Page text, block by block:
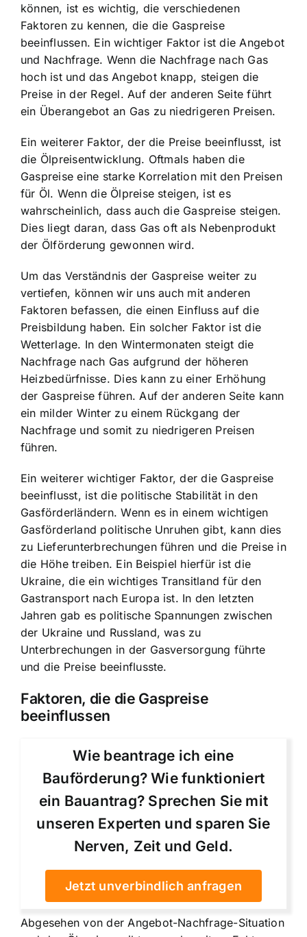
können, ist es wichtig, die verschiedenen
Faktoren zu kennen, die die Gaspreise
beeinflussen. Ein wichtiger Faktor ist die Angebot
und Nachfrage. Wenn die Nachfrage nach Gas
hoch ist und das Angebot knapp, steigen die
Preise in der Regel. Auf der anderen Seite führt
ein Überangebot an Gas zu niedrigeren Preisen.
Ein weiterer Faktor, der die Preise beeinflusst, ist
die Ölpreisentwicklung. Oftmals haben die
Gaspreise eine starke Korrelation mit den Preisen
für Öl. Wenn die Ölpreise steigen, ist es
wahrscheinlich, dass auch die Gaspreise steigen.
Dies liegt daran, dass Gas oft als Nebenprodukt
der Ölförderung gewonnen wird.
Um das Verständnis der Gaspreise weiter zu
vertiefen, können wir uns auch mit anderen
Faktoren befassen, die einen Einfluss auf die
Preisbildung haben. Ein solcher Faktor ist die
Wetterlage. In den Wintermonaten steigt die
Nachfrage nach Gas aufgrund der höheren
Heizbedürfnisse. Dies kann zu einer Erhöhung
der Gaspreise führen. Auf der anderen Seite kann
ein milder Winter zu einem Rückgang der
Nachfrage und somit zu niedrigeren Preisen
führen.
Ein weiterer wichtiger Faktor, der die Gaspreise
beeinflusst, ist die politische Stabilität in den
Gasförderländern. Wenn es in einem wichtigen
Gasförderland politische Unruhen gibt, kann dies
zu Lieferunterbrechungen führen und die Preise in
die Höhe treiben. Ein Beispiel hierfür ist die
Ukraine, die ein wichtiges Transitland für den
Gastransport nach Europa ist. In den letzten
Jahren gab es politische Spannungen zwischen
der Ukraine und Russland, was zu
Unterbrechungen in der Gasversorgung führte
und die Preise beeinflusste.
Faktoren, die die Gaspreise
beeinflussen
Wie beantrage ich eine
Bauförderung? Wie funktioniert
ein Bauantrag? Sprechen Sie mit
unseren Experten und sparen Sie
Nerven, Zeit und Geld.
Jetzt unverbindlich anfragen
Abgesehen von der Angebot-Nachfrage-Situation